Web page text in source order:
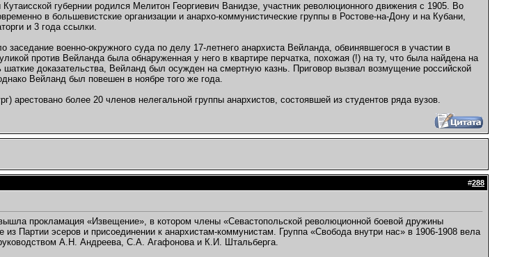
губернии родился Мелитон Георгиевич Ванидзе, участник революционного движения с 1905. Во
в большевистские организации и анархо-коммунистические группы в Ростове-на-Дону и на Кубани,
и 3 года ссылки.
заседание военно-окружного суда по делу 17-летнего анархиста Вейланда, обвинявшегося в участии в
против Вейланда была обнаруженная у него в квартире перчатка, похожая (!) на ту, что была найдена на
шаткие доказательства, Вейланд был осужден на смертную казнь. Приговор вызвал возмущение российской
Вейланд был повешен в ноябре того же года.
арестовано более 20 членов нелегальной группы анархистов, состоявшей из студентов ряда вузов.
#288
прокламация «Извещение», в котором члены «Севастопольской революционной боевой дружины
из Партии эсеров и присоединении к анархистам-коммунистам. Группа «Свобода внутри нас» в 1906-1908 вела
А.Н. Андреева, С.А. Агафонова и К.И. Штальберга.